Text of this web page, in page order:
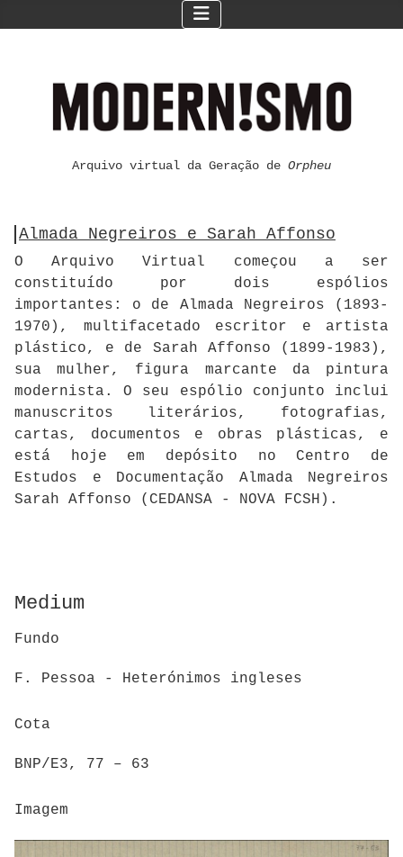
Arquivo virtual da Geração de Orpheu
Almada Negreiros e Sarah Affonso
O Arquivo Virtual começou a ser
constituído por dois espólios
importantes: o de Almada Negreiros (1893-
1970), multifacetado escritor e artista
plástico, e de Sarah Affonso (1899-1983),
sua mulher, figura marcante da pintura
modernista. O seu espólio conjunto inclui
manuscritos literários, fotografias,
cartas, documentos e obras plásticas, e
está hoje em depósito no Centro de
Estudos e Documentação Almada Negreiros
Sarah Affonso (CEDANSA - NOVA FCSH).
Medium
Fundo
F. Pessoa - Heterónimos ingleses
Cota
BNP/E3, 77 – 63
Imagem